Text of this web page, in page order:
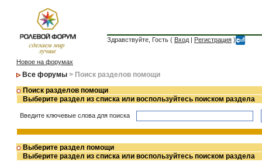
Здравствуйте, Гость ( Вход | Регистрация )
Новое на форумах
Все форумы > Поиск разделов помощи
Поиск разделов помощи
Выберите раздел из списка или воспользуйтесь поиском раздела
Введите ключевые слова для поиска
Выберите раздел помощи
Выберите раздел из списка или воспользуйтесь поиском раздела